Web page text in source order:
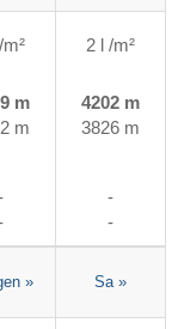
2 l /m²
m
m
4202 m
3826 m
-
-
» Sa »